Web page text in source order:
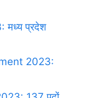
मध्य प्रदेश
2023: